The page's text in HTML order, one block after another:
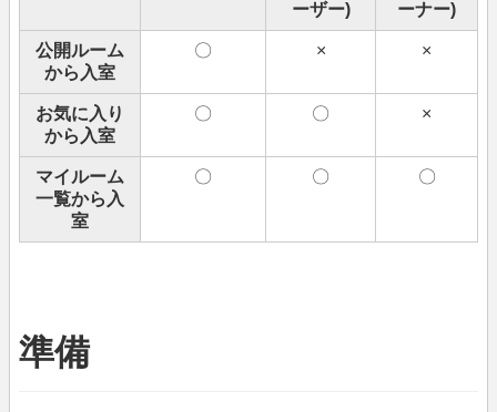
ーザー)
ーナー)
公開ルーム
から入室
〇 × ×
お気に入り
から入室
〇 〇 ×
マイルーム
一覧から入
室
〇 〇 〇
準備